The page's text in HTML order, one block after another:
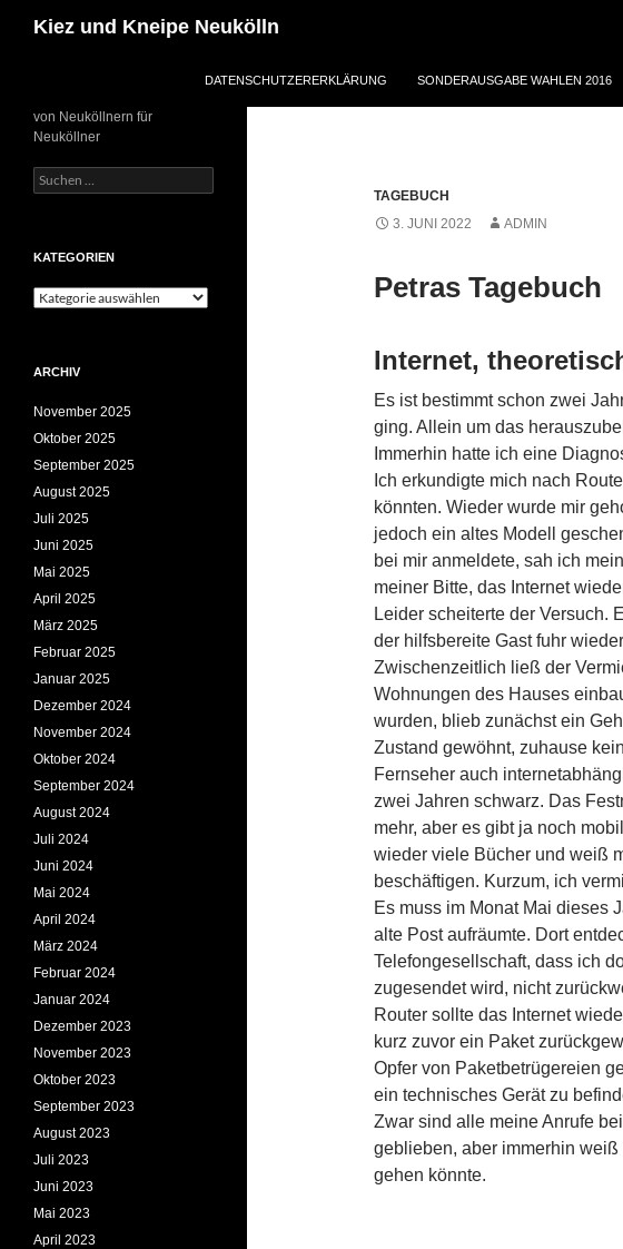
Inhalt
Kiez und Kneipe Neukölln
DATENSCHUTZERERKLÄRUNG SONDERAUSGABE WAHLEN 2016
TAGEBUCH
3. JUNI 2022
ADMIN
Petras Tagebuch
Internet,
Es ist bestimmt schon zwei
ging. Allein um das
Immerhin hatte ich eine
Ich erkundigte mich nach
könnten. Wieder wurde mir
jedoch ein altes Modell
bei mir anmeldete, sah ich
meiner Bitte, das Internet
Leider scheiterte der Versuch.
der hilfsbereite Gast fuhr
Zwischenzeitlich ließ der
Wohnungen des Hauses
wurden, blieb zunächst ein
Zustand gewöhnt, zuhause
Fernseher auch
zwei Jahren schwarz. Das
mehr, aber es gibt ja noch
wieder viele Bücher und weiß
beschäftigen. Kurzum, ich
Es muss im Monat Mai dieses
alte Post aufräumte. Dort
Telefongesellschaft, dass ich
zugesendet wird, nicht
Router sollte das Internet
kurz zuvor ein Paket
Opfer von Paketbetrügereien
ein technisches Gerät zu
Zwar sind alle meine Anrufe
geblieben, aber immerhin
gehen könnte.
von Neuköllnern für
Neuköllner
Suchen
nach:
KATEGORIEN
Kategorien
ARCHIV
November 2025
Oktober 2025
September 2025
August 2025
Juli 2025
Juni 2025
Mai 2025
April 2025
März 2025
Februar 2025
Januar 2025
Dezember 2024
November 2024
Oktober 2024
September 2024
August 2024
Juli 2024
Juni 2024
Mai 2024
April 2024
März 2024
Februar 2024
Januar 2024
Dezember 2023
November 2023
Oktober 2023
September 2023
August 2023
Juli 2023
Juni 2023
Mai 2023
April 2023